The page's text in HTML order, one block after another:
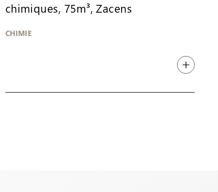
chimiques, 75m³, Zacens
CHIMIE